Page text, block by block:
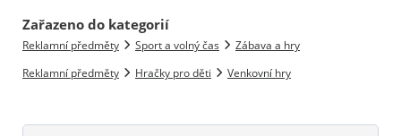
Zařazeno do kategorií
Reklamní předměty Sport a volný čas
Zábava a hry
Reklamní předměty
Hračky pro děti Venkovní hry